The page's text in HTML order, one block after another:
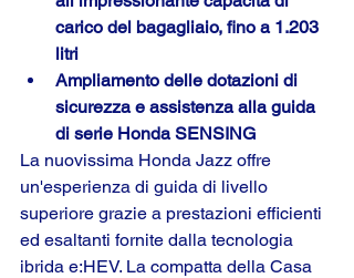
carico del bagagliaio, fino a 1.203
litri
Ampliamento delle dotazioni di
sicurezza e assistenza alla guida
di serie Honda SENSING
La nuovissima Honda Jazz offre
un'esperienza di guida di livello
superiore grazie a prestazioni efficienti
ed esaltanti fornite dalla tecnologia
ibrida e:HEV. La compatta della Casa